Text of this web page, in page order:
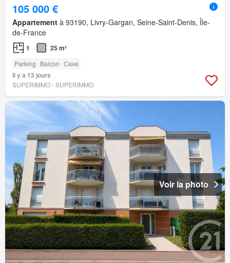
105 000 €
Appartement à 93190, Livry-Gargan, Seine-Saint-Denis, Île-
de-France
1 25 m²
Parking Balcon Cave
Il y a 13 jours
SUPERIMMO - SUPERIMMO
Voir la photo